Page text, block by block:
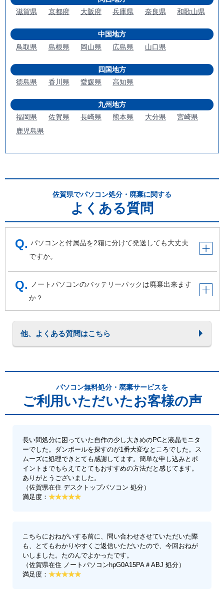
滋賀県
京都府 大阪府 兵庫県 奈良県 和歌山県
中国地方
鳥取県
島根県 岡山県 広島県 山口県
四国地方
徳島県
香川県 愛媛県 高知県
九州地方
福岡県
佐賀県 長崎県 熊本県 大分県
宮崎県
鹿児島県
佐賀県でパソコン処分・廃棄に関する
よくある質問
パソコンと付属品を2箱に分けて発送しても大丈夫
ですか。
ノートパソコンのバッテリーパックは廃棄出来ます
か？
他、よくある質問はこちら
パソコン無料処分・廃棄サービスを
ご利用いただいたお客様の声
長い間処分に困っていた自作の少し大きめのPCと液晶モニタ
ーでした。ダンボールを探すのが1番大変なところでした。ス
ムーズに処理できとても感謝してます。簡単な申し込みとポ
イントまでもらえてとてもおすすめの方法だと感じてます。
ありがとうございました。
（佐賀県在住 デスクトップパソコン 処分）
満足度：
こちらにおねがいする前に、問い合わせさせていただいた際
も、とてもわかりやすくご返信いただいたので、今回おねが
いしました。たのんでよかったです。
（佐賀県在住 ノートパソコンhpG0A15PA＃ABJ 処分）
満足度：